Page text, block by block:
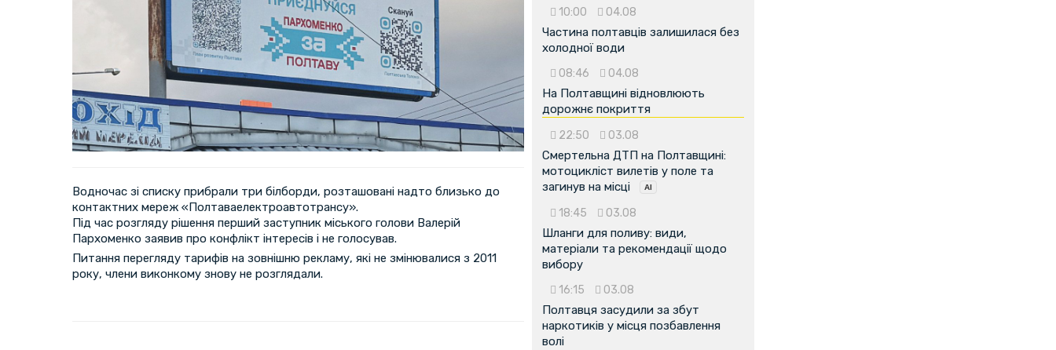
Водночас зі списку прибрали три білборди, розташовані надто близько до
контактних мереж «Полтаваелектроавтотрансу».
Під час розгляду рішення перший заступник міського голови Валерій
Пархоменко заявив про конфлікт інтересів і не голосував.
Питання перегляду тарифів на зовнішню рекламу, які не змінювалися з 2011
року, члени виконкому знову не розглядали.
10:00 04.08
Частина полтавців залишилася без
холодної води
08:46 04.08
На Полтавщині відновлюють
дорожнє покриття
22:50 03.08
Смертельна ДТП на Полтавщині:
мотоцикліст вилетів у поле та
загинув на місці
18:45 03.08
Шланги для поливу: види,
матеріали та рекомендації щодо
вибору
16:15 03.08
Полтавця засудили за збут
наркотиків у місця позбавлення
волі